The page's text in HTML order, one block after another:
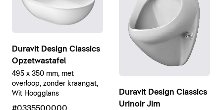
Duravit Design Classics
Opzetwastafel
495 x 350 mm, met
overloop, zonder kraangat,
Wit Hoogglans
Duravit Design Classics
Urinoir Jim